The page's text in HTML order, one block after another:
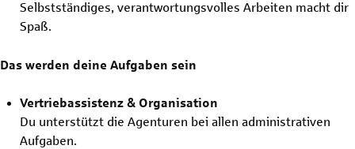
Selbstständiges, verantwortungsvolles Arbeiten macht dir
Spaß.
Das werden deine Aufgaben sein
Vertriebassistenz & Organisation
Du unterstützt die Agenturen bei allen administrativen
Aufgaben.